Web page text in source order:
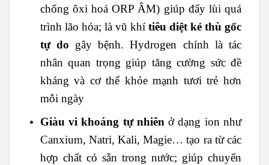
chống ôxi hoá ORP ÂM) giúp đẩy lùi quá
trình lão hóa; là vũ khí tiêu diệt kẻ thù gốc
tự do gây bệnh. Hydrogen chính là tác
nhân quan trọng giúp tăng cường sức đề
kháng và cơ thể khỏe mạnh tươi trẻ hơn
mỗi ngày
Giàu vi khoáng tự nhiênở dạng ion như
Canxium, Natri, Kali, Magie… tạo ra từ các
hợp chất có sẵn trong nước; giúp chuyển